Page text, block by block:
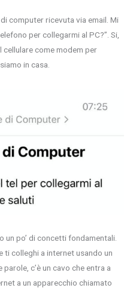
computer ricevuta via email. Mi
per collegarmi al PC?”. Si,
cellulare come modem per
in casa.
un po’ di concetti fondamentali.
ti colleghi a internet usando un
c’è un cavo che entra a
a un apparecchio chiamato